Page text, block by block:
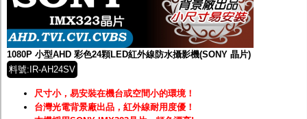
1080P 小型AHD 彩色24顆LED紅外線防水攝影機(SONY 晶片)
料號:IR-AH24SV
尺寸小，易安裝在機台或空間小的環境 ！
台灣光電背景廠出品，紅外線耐用度優！